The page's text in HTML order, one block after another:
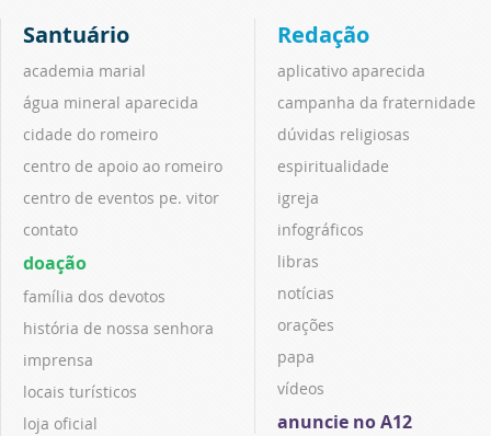
Santuário
academia marial
água mineral aparecida
cidade do romeiro
centro de apoio ao romeiro
centro de eventos pe. vitor
contato
doação
família dos devotos
história de nossa senhora
imprensa
locais turísticos
loja oficial
Redação
aplicativo aparecida
campanha da fraternidade
dúvidas religiosas
espiritualidade
igreja
infográficos
libras
notícias
orações
papa
vídeos
anuncie no A12